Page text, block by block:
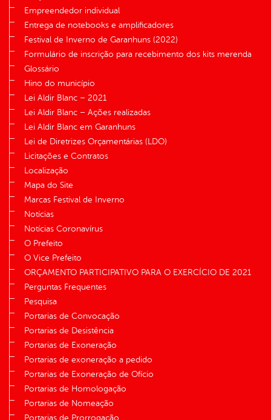
Empreendedor individual
Entrega de notebooks e amplificadores
Festival de Inverno de Garanhuns (2022)
Formulário de inscrição para recebimento dos kits merenda
Glossário
Hino do município
Lei Aldir Blanc – 2021
Lei Aldir Blanc – Ações realizadas
Lei Aldir Blanc em Garanhuns
Lei de Diretrizes Orçamentárias (LDO)
Licitações e Contratos
Localização
Mapa do Site
Marcas Festival de Inverno
Notícias
Notícias Coronavírus
O Prefeito
O Vice Prefeito
ORÇAMENTO PARTICIPATIVO PARA O EXERCÍCIO DE 2021
Perguntas Frequentes
Pesquisa
Portarias de Convocação
Portarias de Desistência
Portarias de Exoneração
Portarias de exoneração a pedido
Portarias de Exoneração de Ofício
Portarias de Homologação
Portarias de Nomeação
Portarias de Prorrogação